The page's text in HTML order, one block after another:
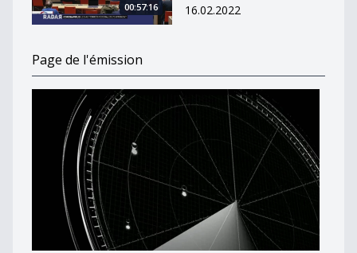
00:57:16
16.02.2022
Page de l'émission